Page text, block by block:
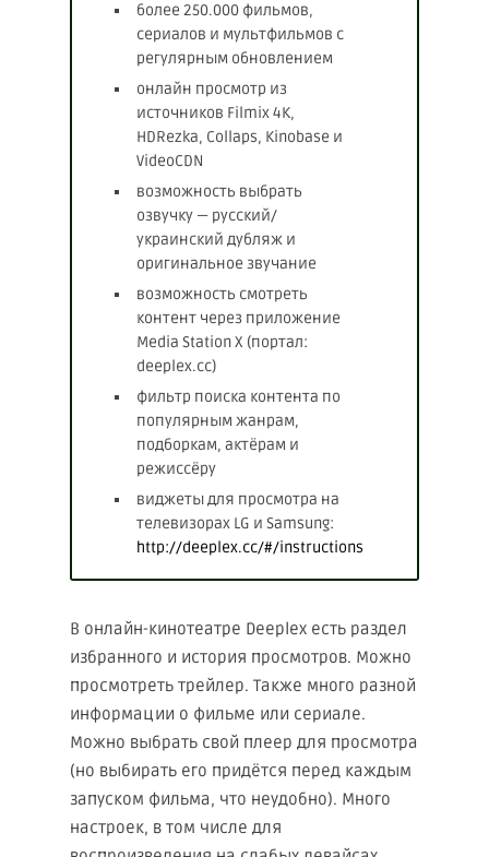
более 250.000 фильмов,
сериалов и мультфильмов с
регулярным обновлением
онлайн просмотр из
источников Filmix 4К,
HDRezka, Collaps, Kinobase и
VideoCDN
возможность выбрать
озвучку — русский/
украинский дубляж и
оригинальное звучание
возможность смотреть
контент через приложение
Media Station X (портал:
deeplex.cc)
фильтр поиска контента по
популярным жанрам,
подборкам, актёрам и
режиссёру
виджеты для просмотра на
телевизорах LG и Samsung:
http://deeplex.cc/#/instructions
В онлайн-кинотеатре Deeplex есть раздел
избранного и история просмотров. Можно
просмотреть трейлер. Также много разной
информации о фильме или сериале.
Можно выбрать свой плеер для просмотра
(но выбирать его придётся перед каждым
запуском фильма, что неудобно). Много
настроек, в том числе для